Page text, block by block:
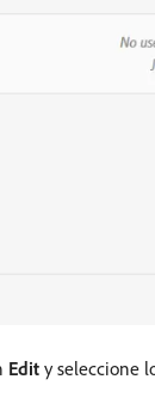
Edit y seleccione